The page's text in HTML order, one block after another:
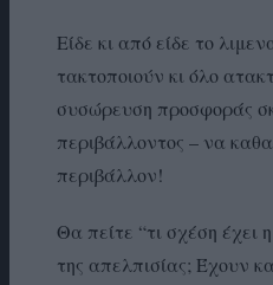
Είδε κι από είδε το
τακτοποιούν κι όλο
συσώρευση προσφοράς
περιβάλλοντος – να
περιβάλλον!
Θα πείτε “τι σχέση έχει
της απελπισίας; Έχουν